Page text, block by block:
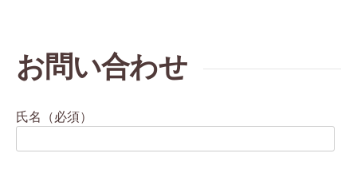
お問い合わせ
氏名（必須）